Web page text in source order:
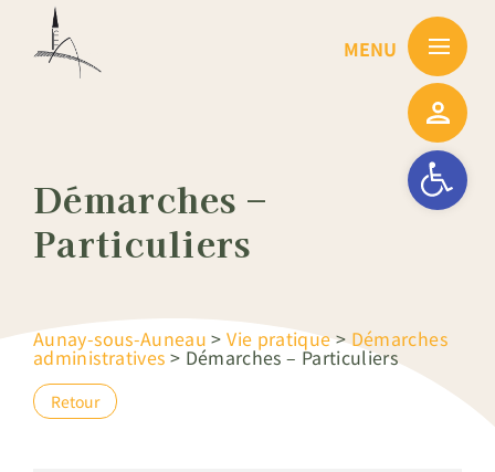
Ouvrir la
Démarches –
Particuliers
Aunay-sous-Auneau >Vie pratique>Démarches
administratives > Démarches – Particuliers
Retour